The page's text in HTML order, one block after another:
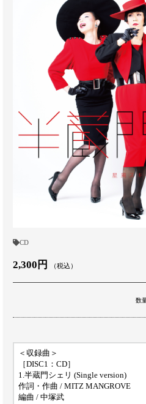
CD
2,300円 （税込）
数
＜収録曲＞
［DISC1：CD］
1.半蔵門シェリ (Single version)
作詞・作曲 / MITZ MANGROVE
編曲 / 中塚武